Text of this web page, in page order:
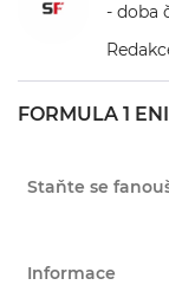
- doba
FORMULA 1
Staňte se
Informace